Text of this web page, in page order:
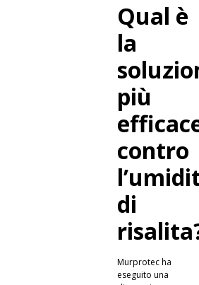
Qual è
la
più
contro
di
Murprotec ha
eseguito una